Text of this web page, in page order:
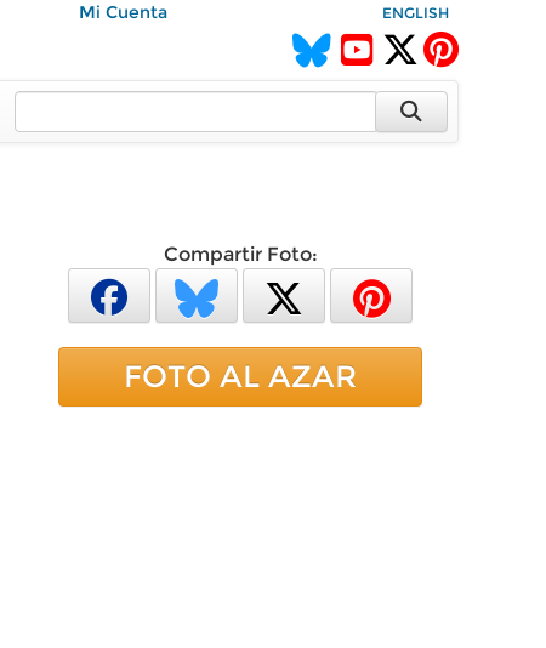
Mi Cuenta ENGLISH
Compartir Foto:
FOTO AL AZAR